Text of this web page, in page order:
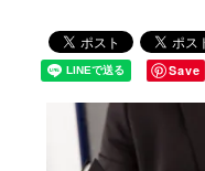
Save